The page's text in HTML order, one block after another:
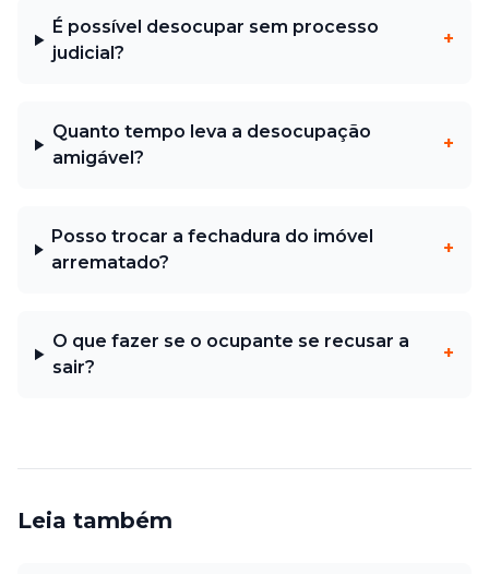
É possível desocupar sem processo
judicial?
+
Quanto tempo leva a desocupação
amigável?
+
Posso trocar a fechadura do imóvel
arrematado?
+
O que fazer se o ocupante se recusar a
sair?
+
Leia também